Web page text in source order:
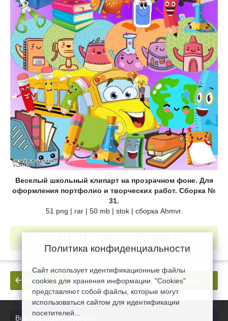
Веселый школьный клипарт на прозрачном фоне. Для
оформления портфолио и творческих работ. Сборка №
31.
51 png | rar | 50 mb | stok | сборка Ahmvr.
В будущее
В прошлое
Все последние новости
Политика конфиденциальности
Сайт использует идентификационные файлы
cookies для хранения информации. "Cookies"
представляют собой файлы, которые могут
использоваться сайтом для идентификации
посетителей...